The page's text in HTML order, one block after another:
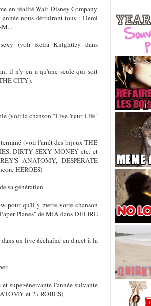
en réalité Walt Disney Company
année nous détruiront tous : Demi
(voir Keira Knightley dans
il n'y en a qu'une seule qui soit
CITY).
(voir la chanson "Live Your Life"
(voir l'arrêt des bijoux THE
DIRTY SEXY MONEY etc. et
ANATOMY, DESPERATE
HEROES)
sa génération.
pour qu'il y mette votre chanson
Planes" de MIA dans DELIRE
un live déchaîné en direct à la
super-énervante l'année suivante
et 27 ROBES).